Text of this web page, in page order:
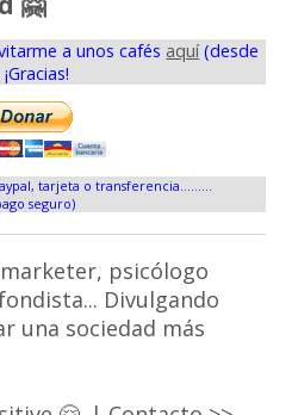
a unos cafés aquí(desde
tarjeta o transferencia.........
seguro)
psicólogo
Divulgando
una sociedad más